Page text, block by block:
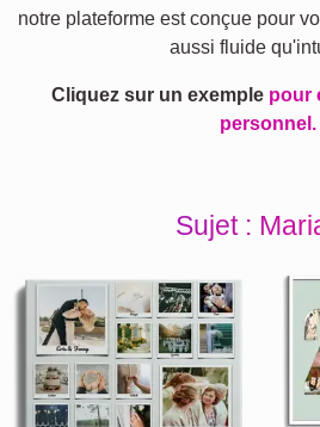
notre plateforme est conçue pour
aussi fluide
Cliquez sur un exemple pour
personnel.
Sujet :